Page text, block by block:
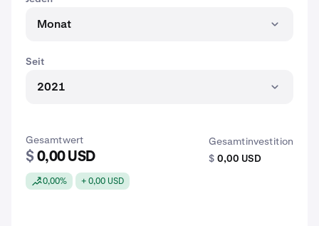
Monat
Seit
2021
Gesamtwert
$ 0,00 USD
0,00% + 0,00 USD
Gesamtinvestition
$ 0,00 USD